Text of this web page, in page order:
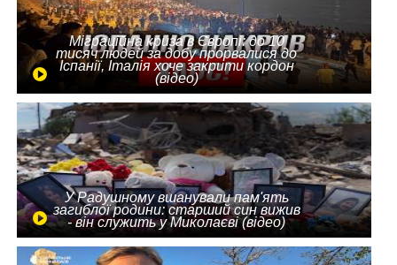
Міграційна криза в Європі: до 10
тисяч людей за добу прорвалися до
Іспанії, Італія хоче закрити кордон
(відео)
У Радушному вшанували пам'ять
загиблої родини: старший син вижив
- він служить у Миколаєві (відео)